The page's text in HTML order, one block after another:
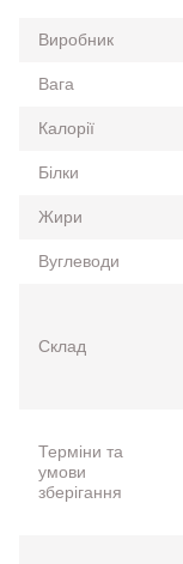
Виробник
Вага
Калорії
Білки
Жири
Вуглеводи
Склад
Терміни та
умови
зберігання